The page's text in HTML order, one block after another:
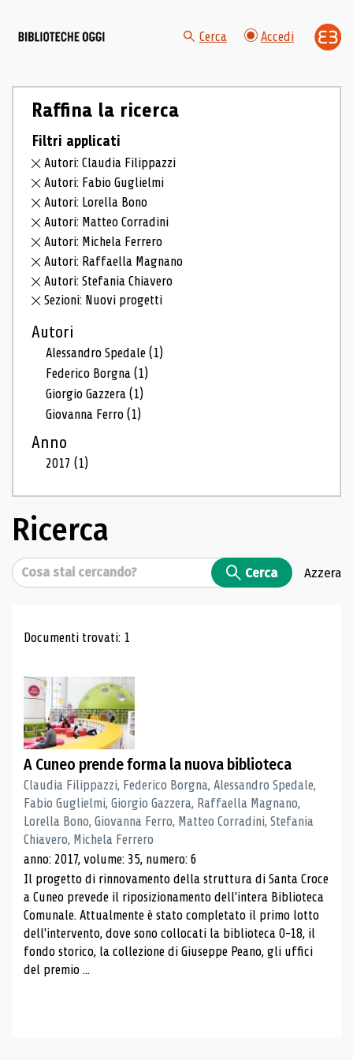
Cerca Accedi
Raffina la ricerca
Filtri applicati
Autori: Claudia Filippazzi
Autori: Fabio Guglielmi
Autori: Lorella Bono
Autori: Matteo Corradini
Autori: Michela Ferrero
Autori: Raffaella Magnano
Autori: Stefania Chiavero
Sezioni: Nuovi progetti
Autori
Alessandro Spedale(1)
Federico Borgna(1)
Giorgio Gazzera(1)
Giovanna Ferro(1)
Anno
2017(1)
Ricerca
Cerca Cerca Azzera
Risultati di ricerca
Documenti trovati: 1
A Cuneo prende forma la nuova biblioteca
Claudia Filippazzi, Federico Borgna, Alessandro Spedale,
Fabio Guglielmi, Giorgio Gazzera, Raffaella Magnano,
Lorella Bono, Giovanna Ferro, Matteo Corradini, Stefania
Chiavero, Michela Ferrero
anno: 2017, volume: 35, numero: 6
Il progetto di rinnovamento della struttura di Santa Croce
a Cuneo prevede il riposizionamento dell'intera Biblioteca
Comunale. Attualmente è stato completato il primo lotto
dell'intervento, dove sono collocati la biblioteca 0-18, il
fondo storico, la collezione di Giuseppe Peano, gli uffici
del premio ...